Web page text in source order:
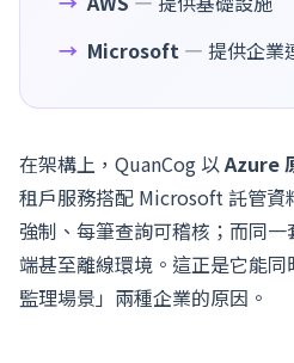
Microsoft — 提供企業
在架構上，QuanCog 以 Azure
租戶服務搭配 Microsoft 託管資
強制、每筆查詢可稽核；而同
端甚至離線環境。這正是它能
監理場景」兩種企業的原因。